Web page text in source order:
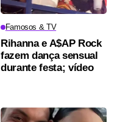
Famosos & TV
Rihanna e A$AP Rock
fazem dança sensual
durante festa; vídeo